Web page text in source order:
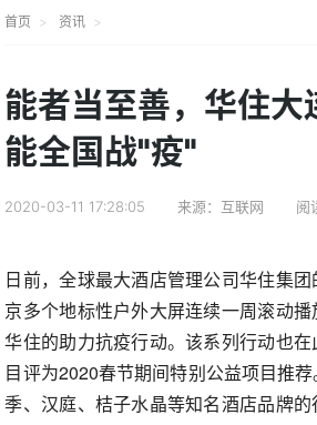
首页 资讯
能者当至善，华住大
能全国战"疫"
2020-03-11 17:28:05 来源：互联网 阅
日前，全球最大酒店管理公司华住集
京多个地标性户外大屏连续一周滚动
华住的助力抗疫行动。该系列行动也
目评为2020春节期间特别公益项目推
季、汉庭、桔子水晶等知名酒店品牌